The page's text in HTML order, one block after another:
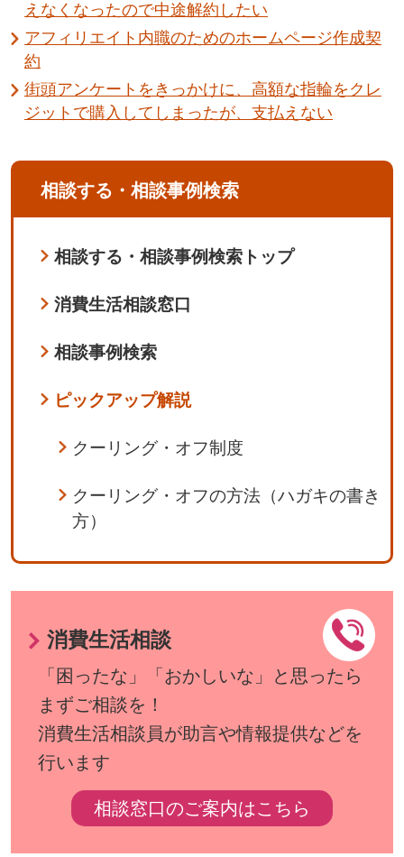
えなくなったので中途解約したい
アフィリエイト内職のためのホームページ作成契
約
街頭アンケートをきっかけに、高額な指輪をクレ
ジットで購入してしまったが、支払えない
相談する・相談事例検索
相談する・相談事例検索トップ
消費生活相談窓口
相談事例検索
ピックアップ解説
クーリング・オフ制度
クーリング・オフの方法（ハガキの書き
方）
消費生活相談
「困ったな」「おかしいな」と思ったら
まずご相談を！
消費生活相談員が助言や情報提供などを
行います
相談窓口のご案内はこちら